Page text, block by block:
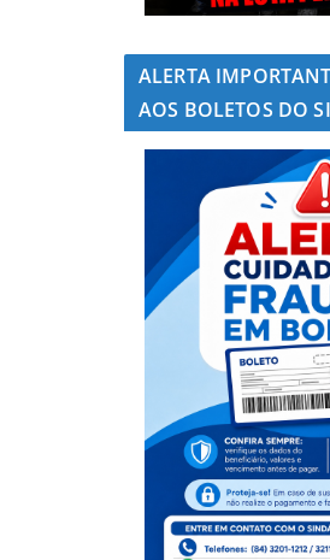
ALERTA
AOS BOLETOS DO